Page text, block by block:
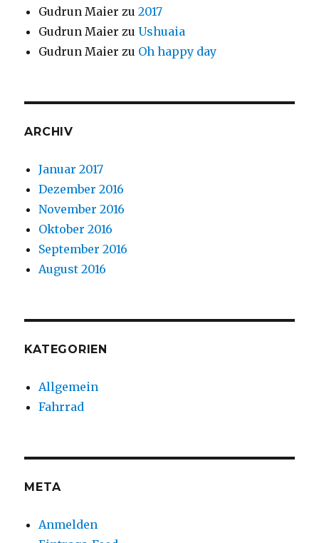
Gudrun Maier zu2017
Gudrun Maier zuUshuaia
Gudrun Maier zu Oh happy day
ARCHIV
Januar 2017
Dezember 2016
November 2016
Oktober 2016
September 2016
August 2016
KATEGORIEN
Allgemein
Fahrrad
META
Anmelden